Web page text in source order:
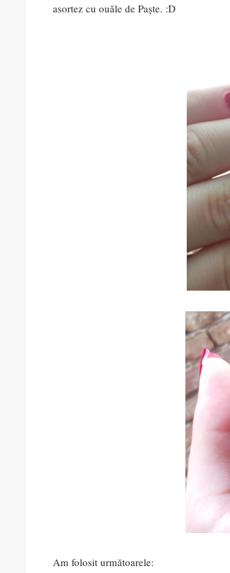
asortez cu ouăle de Paște. :D
Am folosit următoarele: